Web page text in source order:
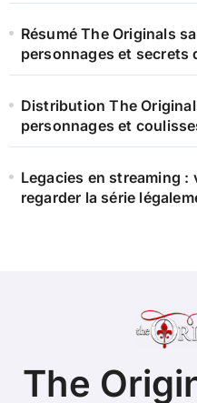
Résumé The Originals
personnages et secrets
Distribution The
personnages et
Legacies en streaming
regarder la série
The